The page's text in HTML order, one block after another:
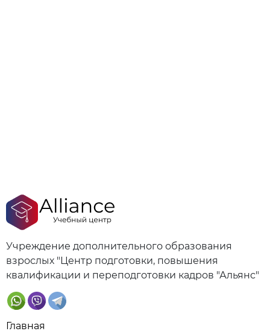
Учреждение дополнительного образования
взрослых "Центр подготовки, повышения
квалификации и переподготовки кадров "Альянс"
Главная